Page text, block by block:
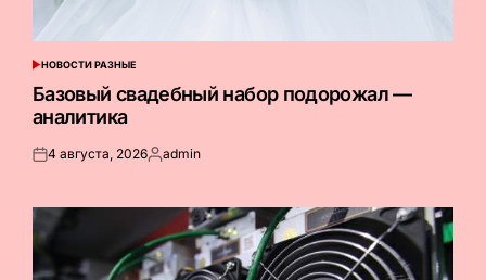
ОПУБЛИКОВАНО
В
НОВОСТИ РАЗНЫЕ
Базовый свадебный набор подорожал —
аналитика
Опубликовано
4 августа, 2026Запись
admin